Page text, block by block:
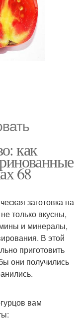
как
68
заготовка на
только вкусны,
и минералы,
В этой
приготовить
они получились
вам